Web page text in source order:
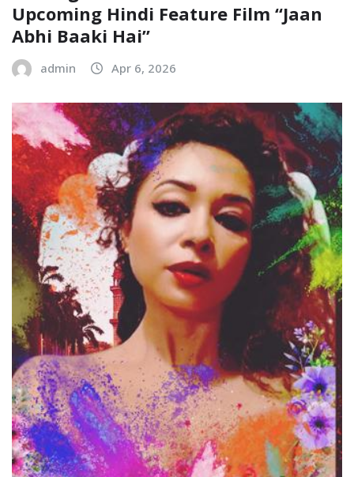
Upcoming Hindi Feature Film “Jaan
Abhi Baaki Hai”
admin Apr 6, 2026